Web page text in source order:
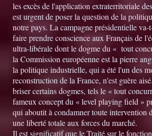
les excès de l'application extraterritoriale
est urgent de poser la question de la
notre pays. La campagne présidentielle va-
faire prendre conscience aux Français de
ultra-libérale dont le dogme du « tout
la Commission européenne est la pierre
la politique industrielle, qui a été l'un des
reconstruction de la France, n'est guère
briser certains dogmes, tels le « tout
fameux concept du « level playing field »
qui aboutit à condamner toute intervention
une liberté totale aux forces du marché.
Il est significatif que le Traité sur le